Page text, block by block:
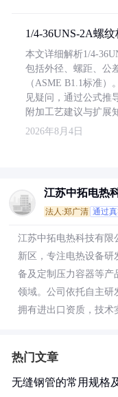
1/4-36UNS-2A螺
本文详细解析1/4-
包括外径、螺距、公
（ASME B1.1标准
见疑问，通过公式推
附加工艺建议与扩展
2026年8月4日
江苏中拓电热
法人:郑广清 通过
江苏中拓电热科技有限
新区，专注电热设备研
备及定制压力容器等产
领域。公司依托自主研
拥有进出口资质，技术
热门文章
无缝钢管的常用规格